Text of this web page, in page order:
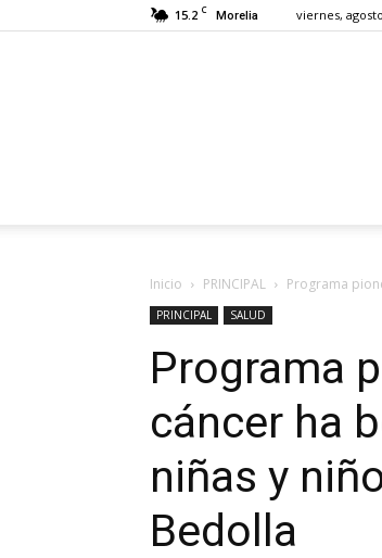
15.2 C Morelia viernes,
Inicio PRINCIPAL Programa
PRINCIPAL SALUD
Programa
cáncer ha
niñas y
Bedolla